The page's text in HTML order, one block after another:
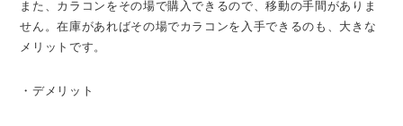
また、カラコンをその場で購入できるので、移動の手間がありま
せん。在庫があればその場でカラコンを入手できるのも、大きな
メリットです。
・デメリット